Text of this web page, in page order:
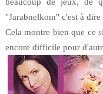
"Jarabnelkom" c'est à
Cela montre bien que ce
encore difficile pour